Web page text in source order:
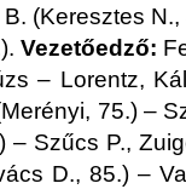
(Keresztes
Vezetőedző:
– Lorentz,
75.) –
– Szűcs P.,
D., 85.) –